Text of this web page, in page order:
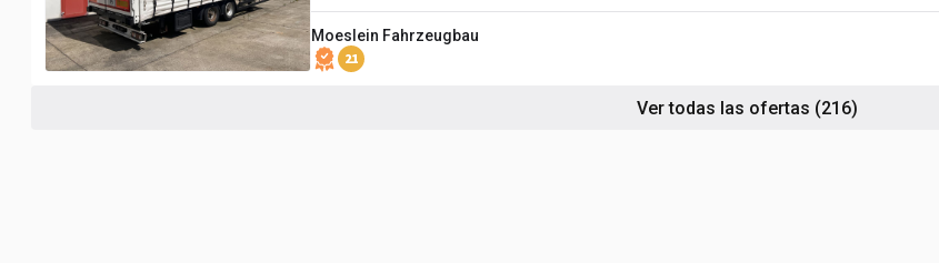
Moeslein Fahrzeugbau
21
Ver todas las ofertas (216)